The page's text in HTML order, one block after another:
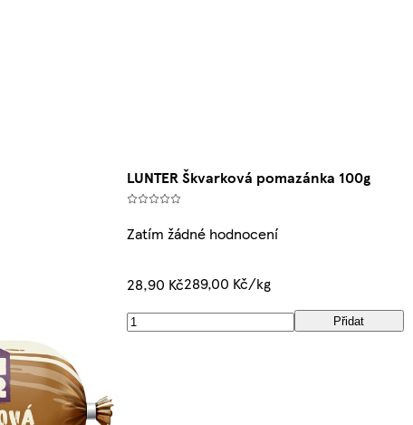
LUNTER Škvarková pomazánka 100g
Zatím žádné hodnocení
28,90 Kč289,00 Kč/kg
Přidat